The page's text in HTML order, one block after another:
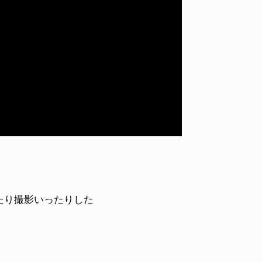
撮影いったりした